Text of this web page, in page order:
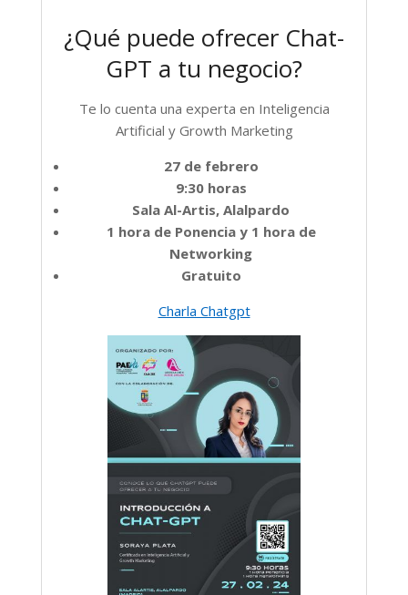
¿Qué puede ofrecer Chat-
GPT a tu negocio?
Te lo cuenta una experta en Inteligencia
Artificial y Growth Marketing
27 de febrero
9:30 horas
Sala Al-Artis, Alalpardo
1 hora de Ponencia y 1 hora de
Networking
Gratuito
Charla Chatgpt